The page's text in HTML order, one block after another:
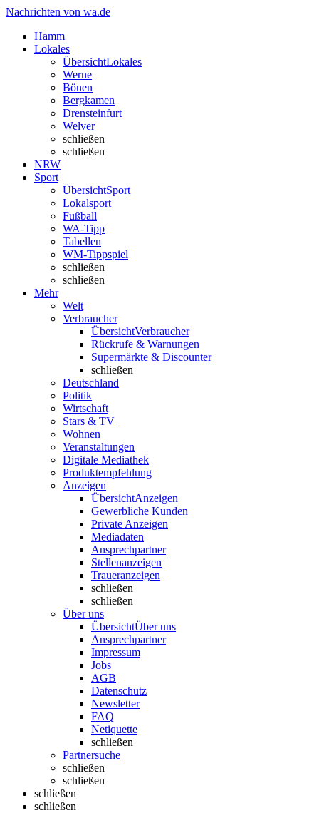
Nachrichten von wa.de
Hamm
Lokales
ÜbersichtLokales
Werne
Bönen
Bergkamen
Drensteinfurt
Welver
schließen
schließen
NRW
Sport
ÜbersichtSport
Lokalsport
Fußball
WA-Tipp
Tabellen
WM-Tippspiel
schließen
schließen
Mehr
Welt
Verbraucher
ÜbersichtVerbraucher
Rückrufe & Warnungen
Supermärkte & Discounter
schließen
Deutschland
Politik
Wirtschaft
Stars & TV
Wohnen
Veranstaltungen
Digitale Mediathek
Produktempfehlung
Anzeigen
ÜbersichtAnzeigen
Gewerbliche Kunden
Private Anzeigen
Mediadaten
Ansprechpartner
Stellenanzeigen
Traueranzeigen
schließen
schließen
Über uns
ÜbersichtÜber uns
Ansprechpartner
Impressum
Jobs
AGB
Datenschutz
Newsletter
FAQ
Netiquette
schließen
Partnersuche
schließen
schließen
schließen
schließen